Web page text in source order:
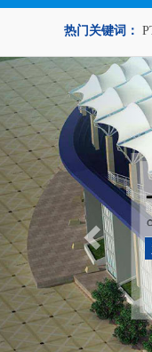
热门关键词：